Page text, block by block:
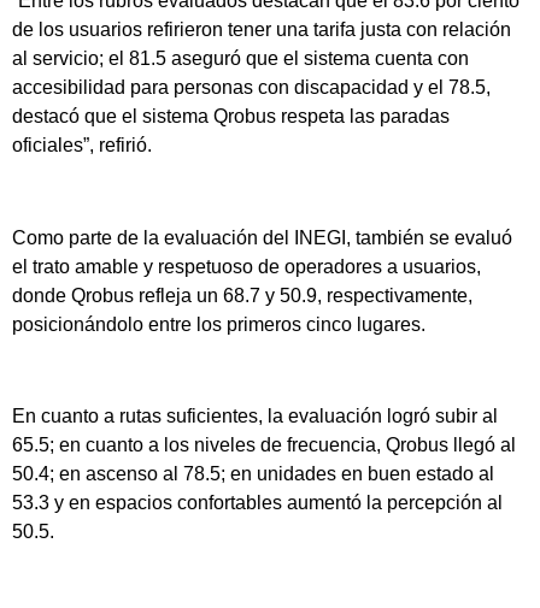
de los usuarios refirieron tener una tarifa justa con relación
al servicio; el 81.5 aseguró que el sistema cuenta con
accesibilidad para personas con discapacidad y el 78.5,
destacó que el sistema Qrobus respeta las paradas
oficiales”, refirió.
Como parte de la evaluación del INEGI, también se evaluó
el trato amable y respetuoso de operadores a usuarios,
donde Qrobus refleja un 68.7 y 50.9, respectivamente,
posicionándolo entre los primeros cinco lugares.
En cuanto a rutas suficientes, la evaluación logró subir al
65.5; en cuanto a los niveles de frecuencia, Qrobus llegó al
50.4; en ascenso al 78.5; en unidades en buen estado al
53.3 y en espacios confortables aumentó la percepción al
50.5.